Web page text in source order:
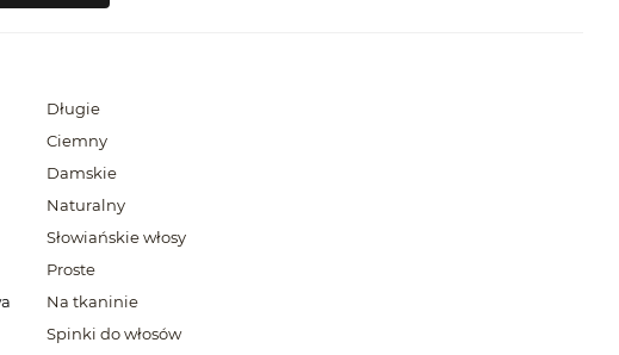
Długie
Ciemny
Damskie
Naturalny
Słowiańskie włosy
Proste
Na tkaninie
Spinki do włosów